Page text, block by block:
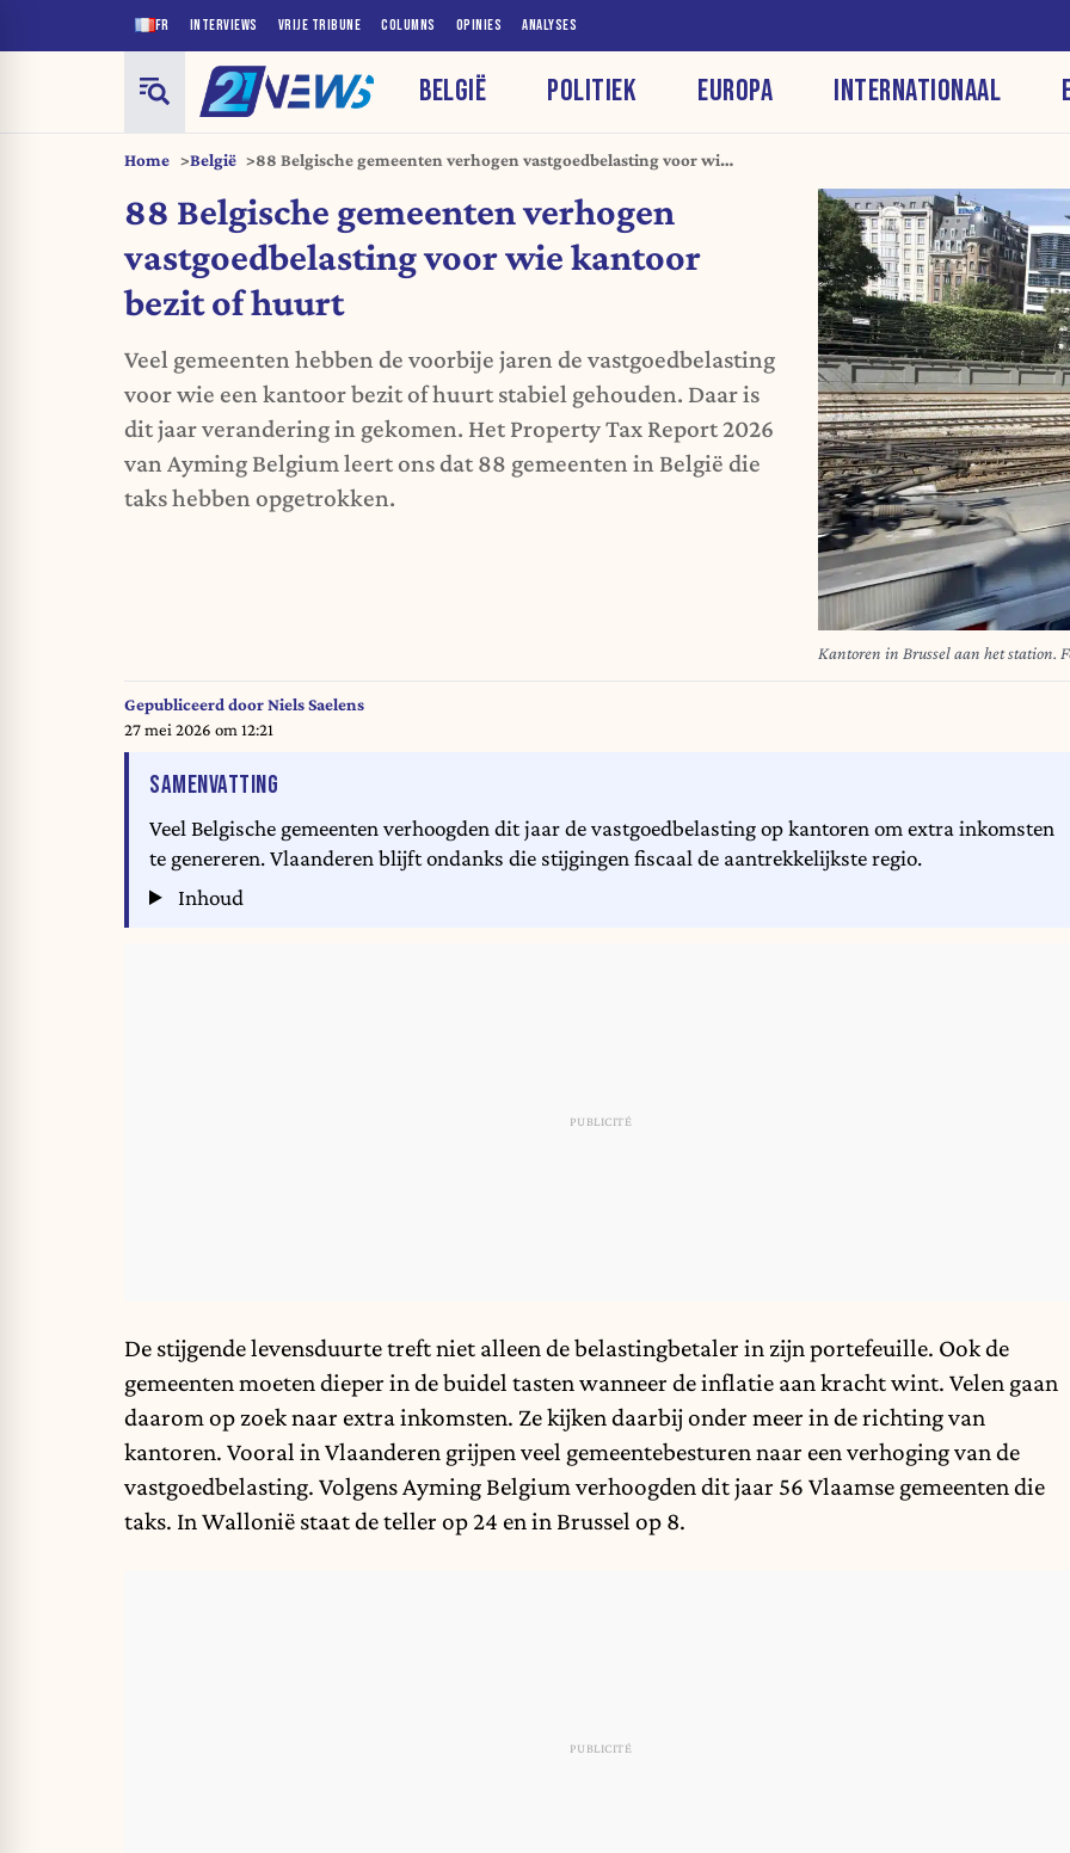
FR INTERVIEWS VRIJE TRIBUNE COLUMNS OPINIES ANALYSES
BELGIË POLITIEK EUROPA INTERNATIONAAL
Home België
88 Belgische gemeenten verhogen vastgoedbelasting voor wie
88 Belgische gemeenten verhogen
vastgoedbelasting voor wie kantoor
bezit of huurt
Veel gemeenten hebben de voorbije jaren de vastgoedbelasting
voor wie een kantoor bezit of huurt stabiel gehouden. Daar is
dit jaar verandering in gekomen. Het Property Tax Report 2026
van Ayming Belgium leert ons dat 88 gemeenten in België die
taks hebben opgetrokken.
Gepubliceerd doorNiels Saelens
27 mei 2026 om 12:21
SAMENVATTING
Veel Belgische gemeenten verhoogden dit jaar de vastgoedbelasting op kantoren om extra inkomsten
te genereren. Vlaanderen blijft ondanks die stijgingen fiscaal de aantrekkelijkste regio.
Inhoud
De stijgende levensduurte treft niet alleen de belastingbetaler in zijn portefeuille. Ook de
gemeenten moeten dieper in de buidel tastenwanneer de inflatie aan kracht wint. Velen gaan
daarom op zoek naar extra inkomsten. Ze kijken daarbij onder meer in de richting van
kantoren. Vooral in Vlaanderen grijpen veel gemeentebesturen naar een verhoging van de
vastgoedbelasting. Volgens Ayming Belgium verhoogden dit jaar 56 Vlaamse gemeenten die
taks. In Wallonië staat de teller op 24 en in Brussel op 8.